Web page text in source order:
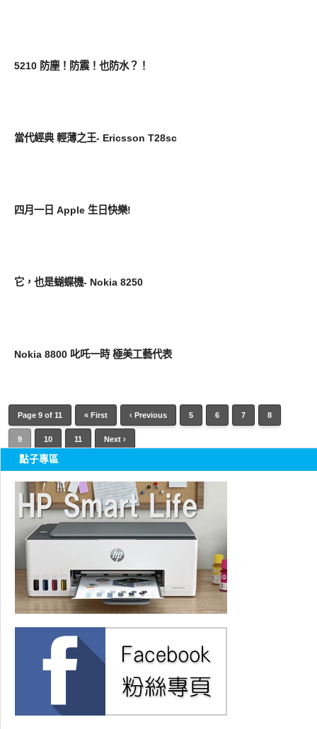
5210 防塵！防震！也防水？！
當代經典 輕薄之王- Ericsson T28sc
四月一日 Apple 生日快樂!
它，也是蝴蝶機- Nokia 8250
Nokia 8800 叱吒一時 極美工藝代表
Page 9 of 11 « First ‹ Previous 5 6 7 8
9 10 11 Next ›
點子專區